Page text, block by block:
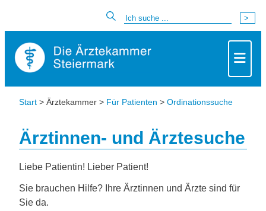
Start > Ärztekammer > Für Patienten > Ordinationssuche
Ärztinnen- und Ärztesuche
Liebe Patientin! Lieber Patient!
Sie brauchen Hilfe? Ihre Ärztinnen und Ärzte sind für
Sie da.